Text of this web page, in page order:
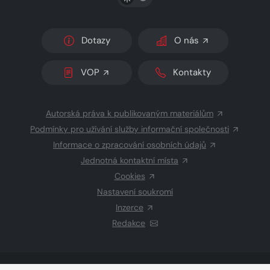
Dotazy O nás
VOP Kontakty
Autorská práva k publikovaným materiálům
Podmínky pro užívání služby informační společnosti
Informace o zpracování osobních údajů
Jednotná kontaktní místa
Cookies
Nastavení soukromí
Inzerce
Redakce